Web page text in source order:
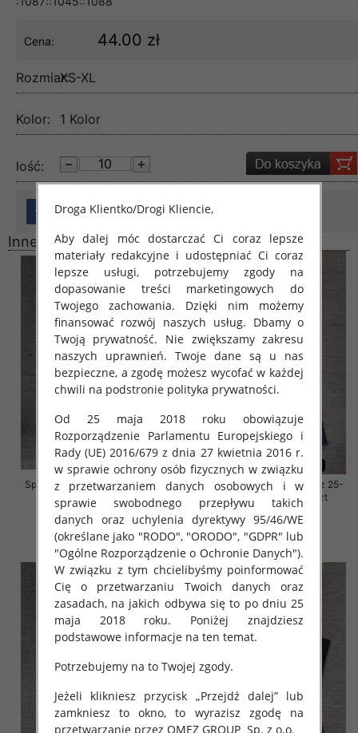
Cena: 44.00 zł
Rozmiar:XS-XL
Kolor: 1 Kolor
lość:
Inne produkty
Spodnie damskie jeansy Roz 29-
36, 1 Kolor Paczka 10 szt
57.00 zł
szczegóły
Spodnie damskie jeansy Roz 25-
30, 1 Kolor Paczka 10 szt
61.00 zł
szczegóły
Droga Klientko/Drogi Kliencie,
Aby dalej móc dostarczać Ci coraz lepsze
materiały redakcyjne i udostępniać Ci coraz
lepsze usługi, potrzebujemy zgody na
dopasowanie treści marketingowych do
Twojego zachowania. Dzięki nim możemy
finansować rozwój naszych usług. Dbamy o
Twoją prywatność. Nie zwiększamy zakresu
naszych uprawnień. Twoje dane są u nas
bezpieczne, a zgodę możesz wycofać w każdej
chwili na podstronie polityka prywatności.
Od 25 maja 2018 roku obowiązuje
Rozporządzenie Parlamentu Europejskiego i
Rady (UE) 2016/679 z dnia 27 kwietnia 2016 r.
w sprawie ochrony osób fizycznych w związku
z przetwarzaniem danych osobowych i w
sprawie swobodnego przepływu takich
danych oraz uchylenia dyrektywy 95/46/WE
(określane jako "RODO", "ORODO", "GDPR" lub
"Ogólne Rozporządzenie o Ochronie Danych").
W związku z tym chcielibyśmy poinformować
Cię o przetwarzaniu Twoich danych oraz
zasadach, na jakich odbywa się to po dniu 25
maja 2018 roku. Poniżej znajdziesz
podstawowe informacje na ten temat.
Potrzebujemy na to Twojej zgody.
Jeżeli klikniesz przycisk „Przejdź dalej” lub
zamkniesz to okno, to wyrazisz zgodę na
przetwarzanie przez OMEZ GROUP Sp. z o.o.